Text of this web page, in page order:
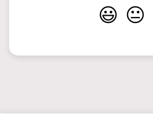
😃 😐